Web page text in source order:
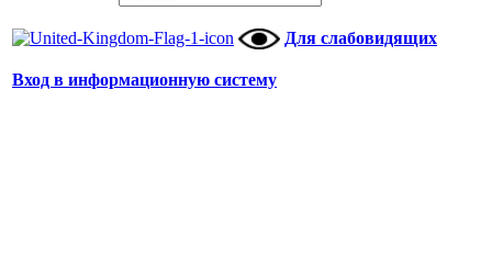
Для слабовидящих
Вход в информационную систему